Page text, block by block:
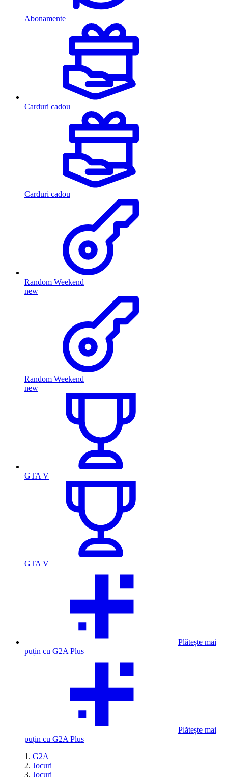
Abonamente
Carduri cadou
Carduri cadou
Random Weekend
new
Random Weekend
new
GTA V
GTA V
Plătește mai
puțin cu G2A Plus
Plătește mai
puțin cu G2A Plus
G2A
Jocuri
Jocuri